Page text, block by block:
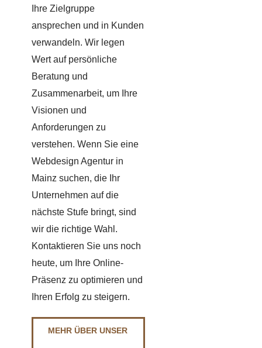
Ihre Zielgruppe
ansprechen und in Kunden
verwandeln. Wir legen
Wert auf persönliche
Beratung und
Zusammenarbeit, um Ihre
Visionen und
Anforderungen zu
verstehen. Wenn Sie eine
Webdesign Agentur in
Mainz suchen, die Ihr
Unternehmen auf die
nächste Stufe bringt, sind
wir die richtige Wahl.
Kontaktieren Sie uns noch
heute, um Ihre Online-
Präsenz zu optimieren und
Ihren Erfolg zu steigern.
MEHR ÜBER UNSER